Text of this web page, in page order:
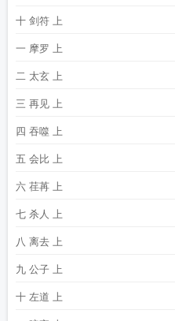
十 剑符 上
一 摩罗 上
二 太玄 上
三 再见 上
四 吞噬 上
五 会比 上
六 荏苒 上
七 杀人 上
八 离去 上
九 公子 上
十 左道 上